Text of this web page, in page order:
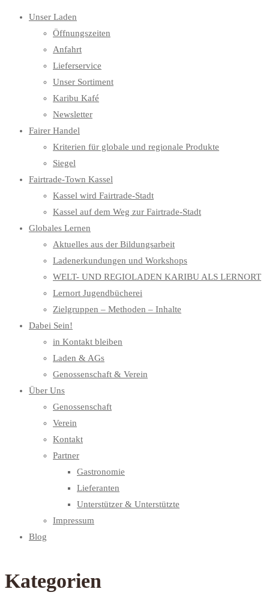
Unser Laden
Öffnungszeiten
Anfahrt
Lieferservice
Unser Sortiment
Karibu Kafé
Newsletter
Fairer Handel
Kriterien für globale und regionale Produkte
Siegel
Fairtrade-Town Kassel
Kassel wird Fairtrade-Stadt
Kassel auf dem Weg zur Fairtrade-Stadt
Globales Lernen
Aktuelles aus der Bildungsarbeit
Ladenerkundungen und Workshops
WELT- UND REGIOLADEN KARIBU ALS LERNORT
Lernort Jugendbücherei
Zielgruppen – Methoden – Inhalte
Dabei Sein!
in Kontakt bleiben
Laden & AGs
Genossenschaft & Verein
Über Uns
Genossenschaft
Verein
Kontakt
Partner
Gastronomie
Lieferanten
Unterstützer & Unterstützte
Impressum
Blog
Kategorien